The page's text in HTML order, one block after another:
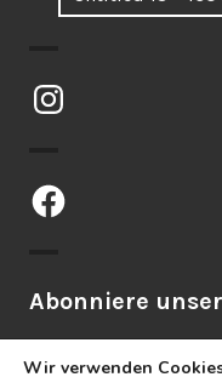
Instagram
Facebook
Abonniere
Wir verwenden